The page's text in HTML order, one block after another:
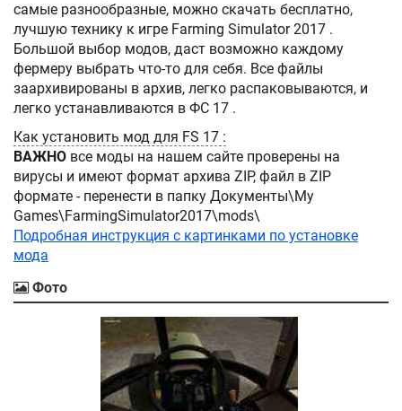
самые разнообразные, можно скачать бесплатно,
лучшую технику к игре Farming Simulator 2017 .
Большой выбор модов, даст возможно каждому
фермеру выбрать что-то для себя. Все файлы
заархивированы в архив, легко распаковываются, и
легко устанавливаются в ФС 17 .
Как установить мод для FS 17 :
ВАЖНО все моды на нашем сайте проверены на
вирусы и имеют формат архива ZIP, файл в ZIP
формате - перенести в папку Документы\My
Games\FarmingSimulator2017\mods\
Подробная инструкция с картинками по установке
мода
Фото